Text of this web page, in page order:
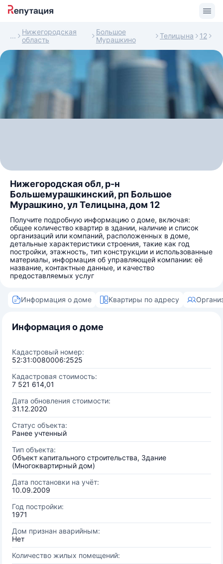
Нижегородская
область
Большое
Мурашкино
Телицына 12
Нижегородская обл, р-н
Большемурашкинский, рп Большое
Мурашкино, ул Телицына, дом 12
Получите подробную информацию о доме, включая:
общее количество квартир в здании, наличие и список
организаций или компаний, расположенных в доме,
детальные характеристики строения, такие как год
постройки, этажность, тип конструкции и использованные
материалы, информация об управляющей компании: её
название, контактные данные, и качество
предоставляемых услуг
Информация о доме Квартиры по адресу
Информация о доме
Кадастровый номер:
52:31:0080006:2525
Кадастровая стоимость:
7 521 614,01
Дата обновления стоимости:
31.12.2020
Статус объекта:
Ранее учтенный
Тип объекта:
Объект капитального строительства, Здание
(Многоквартирный дом)
Дата постановки на учёт:
10.09.2009
Год постройки:
1971
Дом признан аварийным:
Нет
Количество жилых помещений: